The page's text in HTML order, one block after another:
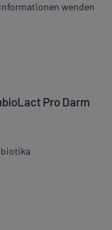
wenden
Pro Darm